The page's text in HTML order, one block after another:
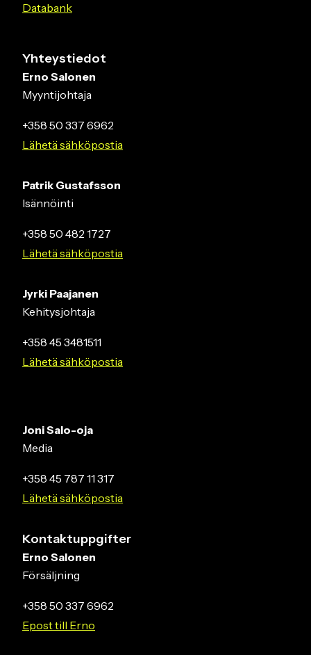
Databank
Yhteystiedot
Erno Salonen
Myyntijohtaja
+358 50 337 6962
Lähetä sähköpostia
Patrik Gustafsson
Isännöinti
+358 50 482 1727
Lähetä sähköpostia
Jyrki Paajanen
Kehitysjohtaja
+358 45 3481511
Lähetä sähköpostia
Joni Salo-oja
Media
+358 45 787 11 317
Lähetä sähköpostia
Kontaktuppgifter
Erno Salonen
Försäljning
+358 50 337 6962
Epost till Erno